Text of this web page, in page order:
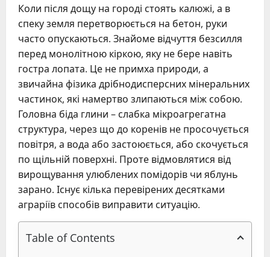
Коли після дощу на городі стоять калюжі, а в
спеку земля перетворюється на бетон, руки
часто опускаються. Знайоме відчуття безсилля
перед монолітною кіркою, яку не бере навіть
гостра лопата. Це не примха природи, а
звичайна фізика дрібнодисперсних мінеральних
частинок, які намертво злипаються між собою.
Головна біда глини – слабка мікроагрегатна
структура, через що до коренів не просочується
повітря, а вода або застоюється, або скочується
по щільній поверхні. Проте відмовлятися від
вирощування улюблених помідорів чи яблунь
зарано. Існує кілька перевірених десятками
аграріїв способів виправити ситуацію.
Table of Contents